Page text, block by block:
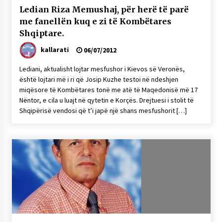
Ledian Riza Memushaj, për herë të parë
me fanellën kuq e zi të Kombëtares
Shqiptare.
kallarati 06/07/2012
Lediani, aktualisht lojtar mesfushor i Kievos së Veronës,
është lojtari më i ri që Josip Kuzhe testoi në ndeshjen
miqësore të Kombëtares tonë me atë të Maqedonisë më 17
Nëntor, e cila u luajt në qytetin e Korçës. Drejtuesi i stolit të
Shqipërisë vendosi që t’i japë një shans mesfushorit […]